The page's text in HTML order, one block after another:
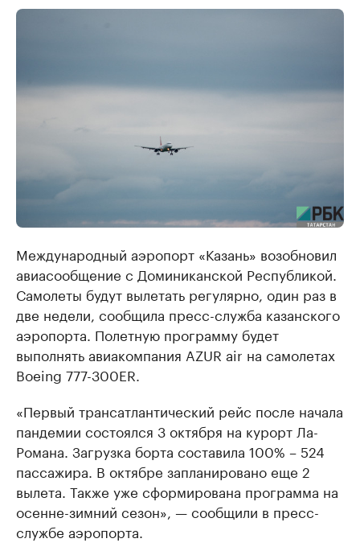
Международный аэропорт «Казань» возобновил
авиасообщение с Доминиканской Республикой.
Самолеты будут вылетать регулярно, один раз в
две недели, сообщила пресс-служба казанского
аэропорта. Полетную программу будет
выполнять авиакомпания AZUR air на самолетах
Boeing 777-300ER.
«Первый трансатлантический рейс после начала
пандемии состоялся 3 октября на курорт Ла-
Романа. Загрузка борта составила 100% – 524
пассажира. В октябре запланировано еще 2
вылета. Также уже сформирована программа на
осенне-зимний сезон», — сообщили в пресс-
службе аэропорта.